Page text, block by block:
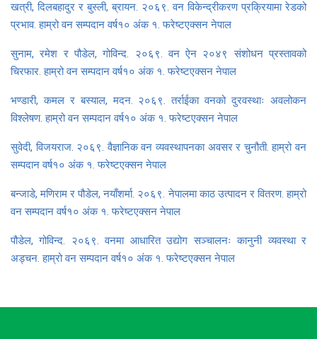
खत्री, दिलबहादुर र बुस्ली, ब्रायन. २०६९. वन विकेन्द्रीकरण प्रक्रियामा रेडको
प्रभाव. हाम्रो वन सम्पदान वर्ष१० अंक १. फरेष्टएक्सन नेपाल
सुनाम, रमेश र पौडेल, गोविन्द. २०६९. वन ऐन २०४९ संशोधन प्रस्तावको
चिरफार. हाम्रो वन सम्पदान वर्ष१० अंक १. फरेष्टएक्सन नेपाल
भण्डारी, कमल र बस्याल, मदन. २०६९. तर्राईका वनको दुरवस्थाः अवलोकन
विश्लेषण. हाम्रो वन सम्पदान वर्ष१० अंक १. फरेष्टएक्सन नेपाल
सुवेदी, विजयराज. २०६९. वैज्ञानिक वन व्यवस्थापनका अवसर र चुनौती. हाम्रो वन
सम्पदान वर्ष१० अंक १. फरेष्टएक्सन नेपाल
बन्जाडे, मणिराम र पौडेल, नयाँशर्मा. २०६९. नेपालमा काठ उत्पादन र वितरण. हाम्रो
वन सम्पदान वर्ष१० अंक १. फरेष्टएक्सन नेपाल
पौडेल, गोविन्द. २०६९. वनमा आधारित उद्योग सञ्चालनः कानुनी व्यवस्था र
अड्चन. हाम्रो वन सम्पदान वर्ष१० अंक १. फरेष्टएक्सन नेपाल